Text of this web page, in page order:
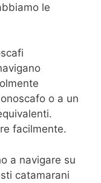
le
o a un
facilmente.
a navigare su
catamarani